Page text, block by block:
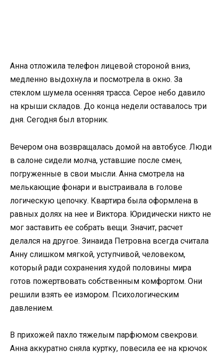
Анна отложила телефон лицевой стороной вниз,
медленно выдохнула и посмотрела в окно. За
стеклом шумела осенняя трасса. Серое небо давило
на крыши складов. До конца недели оставалось три
дня. Сегодня был вторник.
Вечером она возвращалась домой на автобусе. Люди
в салоне сидели молча, уставшие после смен,
погруженные в свои мысли. Анна смотрела на
мелькающие фонари и выстраивала в голове
логическую цепочку. Квартира была оформлена в
равных долях на нее и Виктора. Юридически никто не
мог заставить ее собрать вещи. Значит, расчет
делался на другое. Зинаида Петровна всегда считала
Анну слишком мягкой, уступчивой, человеком,
который ради сохранения худой половины мира
готов пожертвовать собственным комфортом. Они
решили взять ее измором. Психологическим
давлением.
В прихожей пахло тяжелым парфюмом свекрови.
Анна аккуратно сняла куртку, повесила ее на крючок